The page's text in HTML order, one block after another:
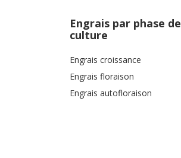
Engrais par phase de
culture
Engrais croissance
Engrais floraison
Engrais autofloraison